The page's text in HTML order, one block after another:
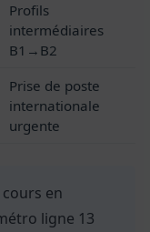
Profils
intermédiaires
B1→B2
Prise de poste
internationale
urgente
cours en
ligne 13